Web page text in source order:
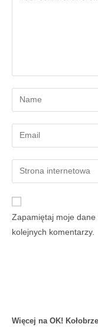
Zapamiętaj moje
kolejnych komentarzy.
Więcej na OK!